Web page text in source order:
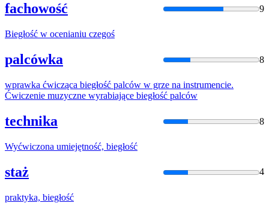
fachowość 9
Biegłość w ocenianiu czegoś
palcówka 8
wprawka ćwicząca biegłość palców w grze na instrumencie.
Ćwiczenie muzyczne wyrabiające biegłość palców
technika 8
Wyćwiczona umiejętność, biegłość
staż 4
praktyka, biegłość